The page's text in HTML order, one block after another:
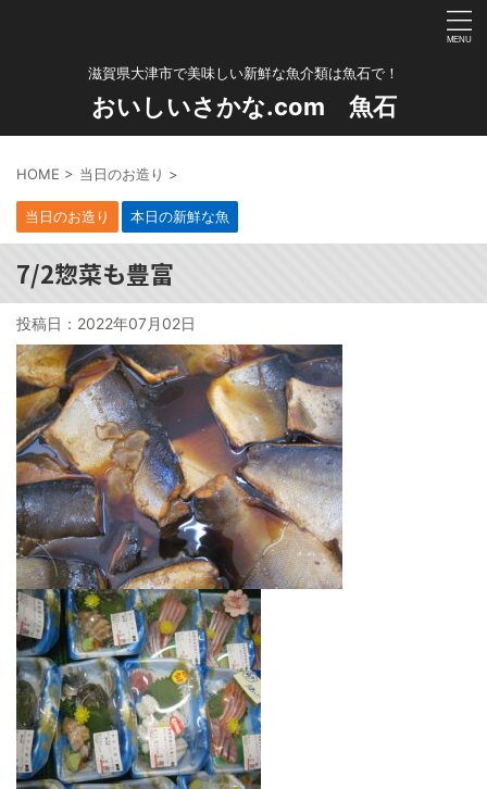
滋賀県大津市で美味しい新鮮な魚介類は魚石で！
おいしいさかな.com 魚石
HOME > 当日のお造り >
当日のお造り 本日の新鮮な魚
7/2惣菜も豊富
投稿日： 2022年07月02日